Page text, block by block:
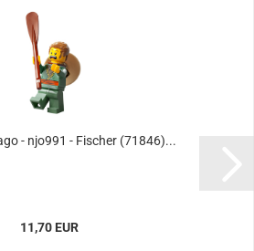
- njo991 - Fischer (71846)...
11,70 EUR